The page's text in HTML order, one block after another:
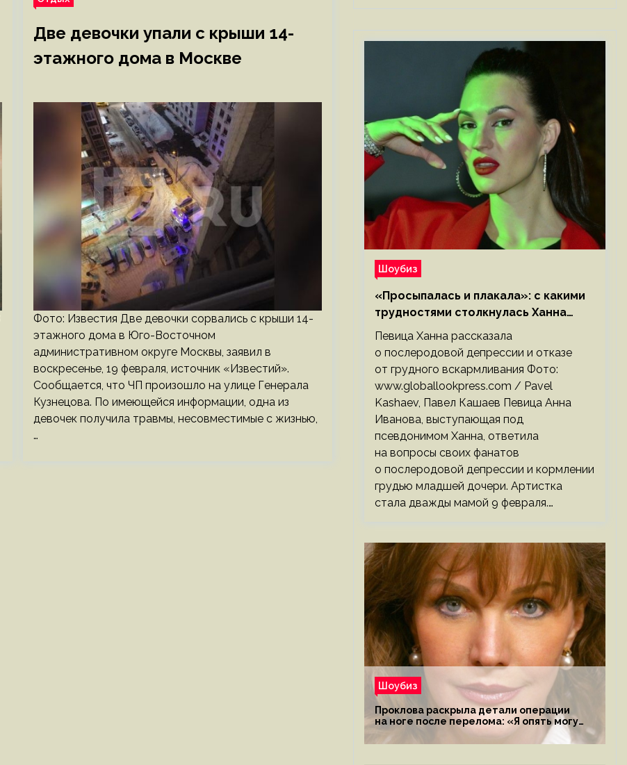
Две девочки упали с крыши 14-
этажного дома в Москве
Фото: Известия Две девочки сорвались с крыши 14-
этажного дома в Юго-Восточном
административном округе Москвы, заявил в
воскресенье, 19 февраля, источник «Известий».
Сообщается, что ЧП произошло на улице Генерала
Кузнецова. По имеющейся информации, одна из
девочек получила травмы, несовместимые с жизнью,
…
Шоубиз
«Просыпалась и плакала»: с какими
трудностями столкнулась Ханна
после родов
Певица Ханна рассказала
о послеродовой депрессии и отказе
от грудного вскармливания Фото:
www.globallookpress.com / Pavel
Kashaev, Павел Кашаев Певица Анна
Иванова, выступающая под
псевдонимом Ханна, ответила
на вопросы своих фанатов
о послеродовой депрессии и кормлении
грудью младшей дочери. Артистка
стала дважды мамой 9 февраля.…
Шоубиз
Проклова раскрыла детали операции
на ноге после перелома: «Я опять могу
ходить»